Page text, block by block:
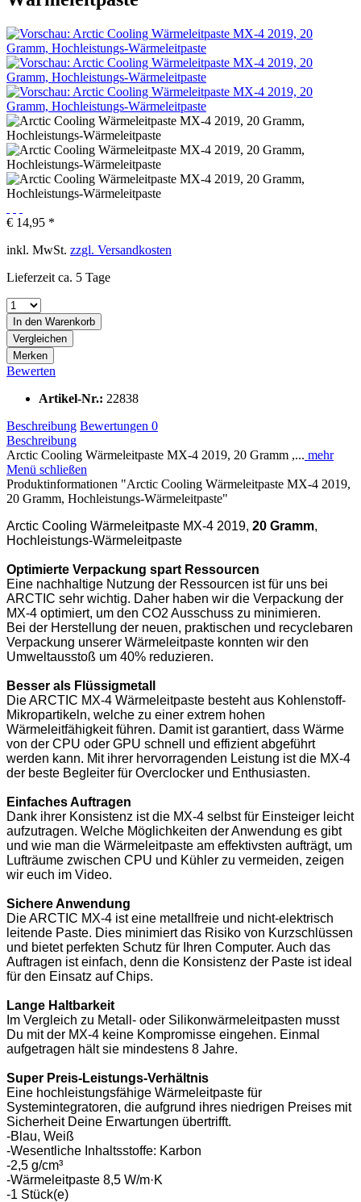
€ 14,95 *
inkl. MwSt. zzgl. Versandkosten
Lieferzeit ca. 5 Tage
In den Warenkorb
Vergleichen
Merken
Bewerten
Artikel-Nr.: 22838
Beschreibung Bewertungen 0
Beschreibung
Arctic Cooling Wärmeleitpaste MX-4 2019, 20 Gramm ,... mehr
Menü schließen
Produktinformationen "Arctic Cooling Wärmeleitpaste MX-4 2019,
20 Gramm, Hochleistungs-Wärmeleitpaste"
Arctic Cooling Wärmeleitpaste MX-4 2019, 20 Gramm,
Hochleistungs-Wärmeleitpaste
Optimierte Verpackung spart Ressourcen
Eine nachhaltige Nutzung der Ressourcen ist für uns bei
ARCTIC sehr wichtig. Daher haben wir die Verpackung der
MX-4 optimiert, um den CO2 Ausschuss zu minimieren.
Bei der Herstellung der neuen, praktischen und recyclebaren
Verpackung unserer Wärmeleitpaste konnten wir den
Umweltausstoß um 40% reduzieren.
Besser als Flüssigmetall
Die ARCTIC MX-4 Wärmeleitpaste besteht aus Kohlenstoff-
Mikropartikeln, welche zu einer extrem hohen
Wärmeleitfähigkeit führen. Damit ist garantiert, dass Wärme
von der CPU oder GPU schnell und effizient abgeführt
werden kann. Mit ihrer hervorragenden Leistung ist die MX-4
der beste Begleiter für Overclocker und Enthusiasten.
Einfaches Auftragen
Dank ihrer Konsistenz ist die MX-4 selbst für Einsteiger leicht
aufzutragen. Welche Möglichkeiten der Anwendung es gibt
und wie man die Wärmeleitpaste am effektivsten aufträgt, um
Lufträume zwischen CPU und Kühler zu vermeiden, zeigen
wir euch im Video.
Sichere Anwendung
Die ARCTIC MX-4 ist eine metallfreie und nicht-elektrisch
leitende Paste. Dies minimiert das Risiko von Kurzschlüssen
und bietet perfekten Schutz für Ihren Computer. Auch das
Auftragen ist einfach, denn die Konsistenz der Paste ist ideal
für den Einsatz auf Chips.
Lange Haltbarkeit
Im Vergleich zu Metall- oder Silikonwärmeleitpasten musst
Du mit der MX-4 keine Kompromisse eingehen. Einmal
aufgetragen hält sie mindestens 8 Jahre.
Super Preis-Leistungs-Verhältnis
Eine hochleistungsfähige Wärmeleitpaste für
Systemintegratoren, die aufgrund ihres niedrigen Preises mit
Sicherheit Deine Erwartungen übertrifft.
-Blau, Weiß
-Wesentliche Inhaltsstoffe: Karbon
-2,5 g/cm³
-Wärmeleitpaste 8,5 W/m·K
-1 Stück(e)